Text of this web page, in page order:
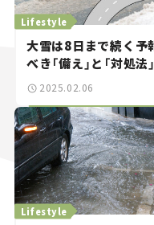
Lifestyle
大雪は8日まで続く予
べき「備え」と「対処法
2025.02.06
Lifestyle